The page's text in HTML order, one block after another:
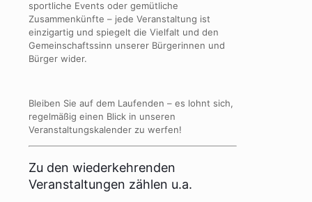
sportliche Events oder gemütliche
Zusammenkünfte – jede Veranstaltung ist
einzigartig und spiegelt die Vielfalt und den
Gemeinschaftssinn unserer Bürgerinnen und
Bürger wider.
Bleiben Sie auf dem Laufenden – es lohnt sich,
regelmäßig einen Blick in unseren
Veranstaltungskalender zu werfen!
Zu den wiederkehrenden
Veranstaltungen zählen u.a.